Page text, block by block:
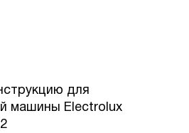
для
машины Electrolux